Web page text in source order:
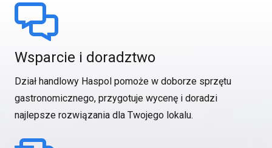
Wsparcie i doradztwo
Dział handlowy Haspol pomoże w doborze sprzętu
gastronomicznego, przygotuje wycenę i doradzi
najlepsze rozwiązania dla Twojego lokalu.